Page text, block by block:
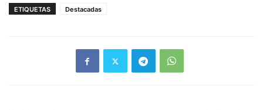
ETIQUETAS Destacadas